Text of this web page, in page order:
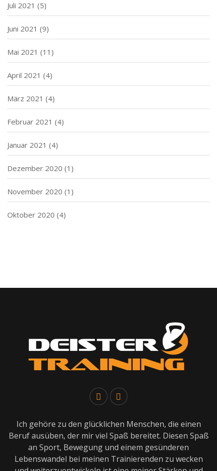
Juli 2021 (5)
Juni 2021 (9)
Mai 2021 (11)
April 2021 (4)
März 2021 (4)
Februar 2021 (4)
Januar 2021 (4)
Dezember 2020 (1)
November 2020 (1)
Oktober 2020 (4)
Ich gehöre zu den glücklichen Menschen, die einen
Beruf ausüben, der mir viel Spaß bereitet. Diesen Spaß
an Sport, Bewegung und einem gesünderen
Lebenswandel bei meinen Trainierenden zu wecken